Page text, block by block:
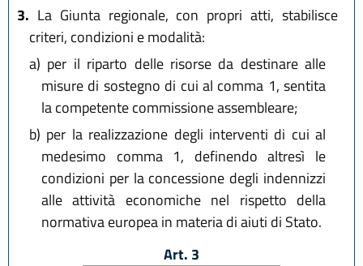
3. La Giunta regionale, con propri atti, stabilisce
criteri, condizioni e modalità:
a) per il riparto delle risorse da destinare alle
misure di sostegno di cui al comma 1, sentita
la competente commissione assembleare;
b) per la realizzazione degli interventi di cui al
medesimo comma 1, definendo altresì le
condizioni per la concessione degli indennizzi
alle attività economiche nel rispetto della
normativa europea in materia di aiuti di Stato.
Art. 3